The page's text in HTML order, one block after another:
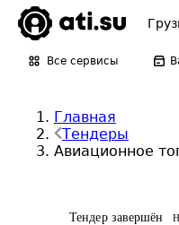
Все сервисы
Главная
Тендеры
Авиационное
Тендер завершён